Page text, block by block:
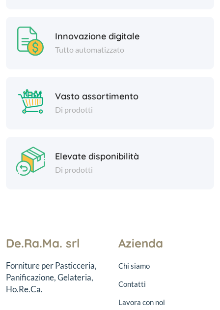
Innovazione digitale
Tutto automatizzato
Vasto assortimento
Di prodotti
Elevate disponibilità
Di prodotti
De.Ra.Ma. srl
Forniture per Pasticceria,
Panificazione, Gelateria,
Ho.Re.Ca.
Azienda
Chi siamo
Contatti
Lavora con noi